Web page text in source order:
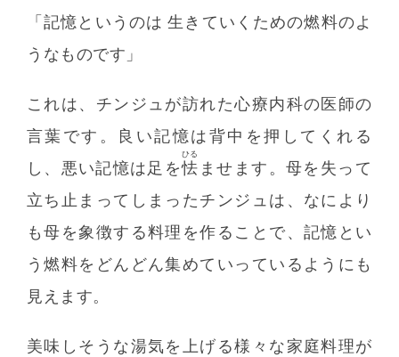
「記憶というのは 生きていくための燃料のよ
うなものです」
これは、チンジュが訪れた心療内科の医師の
言葉です。良い記憶は背中を押してくれる
し、悪い記憶は足を怯
ひる
ませます。母を失って
立ち止まってしまったチンジュは、なにより
も母を象徴する料理を作ることで、記憶とい
う燃料をどんどん集めていっているようにも
見えます。
美味しそうな湯気を上げる様々な家庭料理が